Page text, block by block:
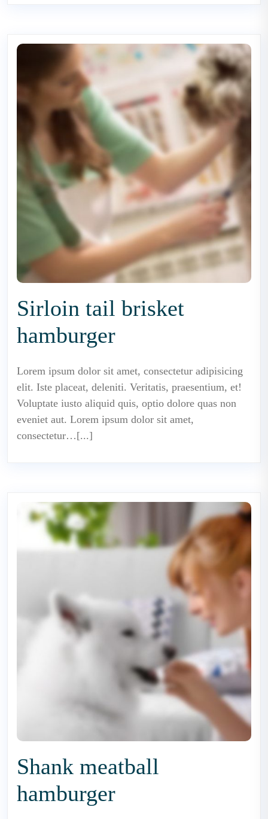
Sirloin tail brisket
hamburger
Lorem ipsum dolor sit amet, consectetur adipisicing
elit. Iste placeat, deleniti. Veritatis, praesentium, et!
Voluptate iusto aliquid quis, optio dolore quas non
eveniet aut. Lorem ipsum dolor sit amet,
consectetur…[...]
Shank meatball
hamburger